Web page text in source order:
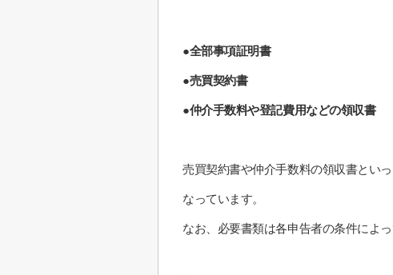
●全部事項証明書
●売買契約書
●仲介手数料や登記費用などの領収書
売買契約書や仲介手数料の領収書とい
なっています。
なお、必要書類は各申告者の条件によ